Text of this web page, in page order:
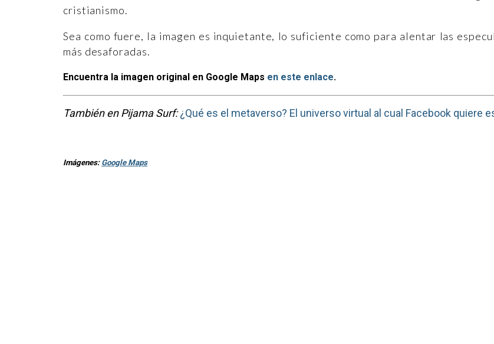
cristianismo.
Sea como fuere, la imagen es inquietante, lo suficiente como para alentar las
más desaforadas.
Encuentra la imagen original en Google Maps en este enlace.
También en Pijama Surf:¿Qué es el metaverso? El universo virtual al cual Facebook quiere
Imágenes: Google Maps